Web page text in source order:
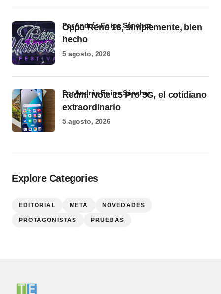
Oppo Reno 16, simplemente, bien
hecho
por Andrés Felipe Sánchez
5 agosto, 2026
Redmi Note 15 Pro 5G, el cotidiano
extraordinario
por Andrés Felipe Sánchez
5 agosto, 2026
Explore Categories
EDITORIAL META NOVEDADES
PROTAGONISTAS PRUEBAS